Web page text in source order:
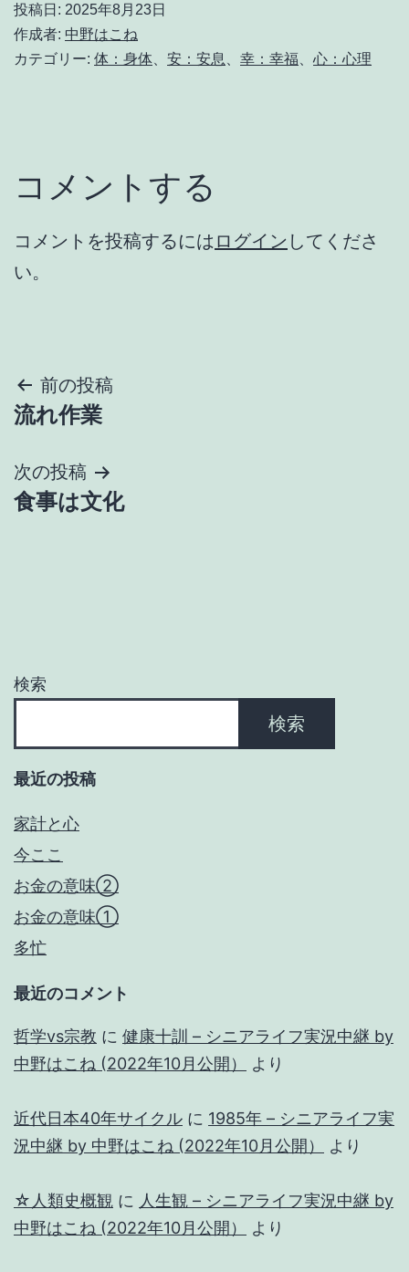
投稿日: 2025年8月23日
作成者: 中野はこね
カテゴリー: 体：身体 安：安息 幸：幸福 心：心理
コメントする
コメントを投稿するには ログイン してくださ
い。
投
稿
ナ
ビ
ョ
前の投稿
流れ作業
次の投稿
食事は文化
検索
検索
最近の投稿
家計と心
今ここ
お金の意味②
お金の意味①
多忙
最近のコメント
哲学vs宗教 に 健康十訓 – シニアライフ実況中継 by
中野はこね (2022年10月公開）
より
近代日本40年サイクル に 1985年 – シニアライフ実
況中継 by 中野はこね (2022年10月公開）
より
☆人類史概観 に 人生観 – シニアライフ実況中継 by
中野はこね (2022年10月公開）
より